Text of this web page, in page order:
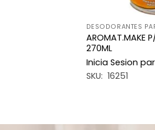
DESODORANTES
AROMAT.MAKE
270ML
Inicia Sesion
SKU: 16251